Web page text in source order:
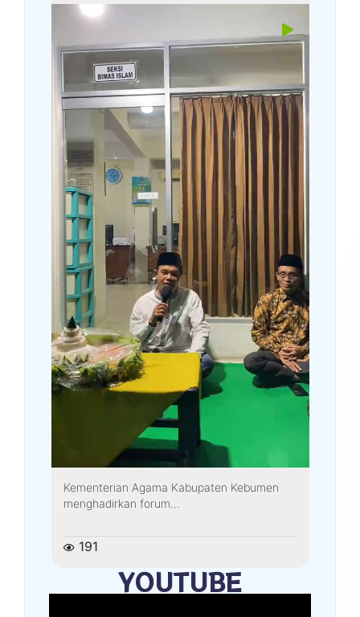
Kementerian Agama Kabupaten Kebumen
menghadirkan forum...
191
YOUTUBE